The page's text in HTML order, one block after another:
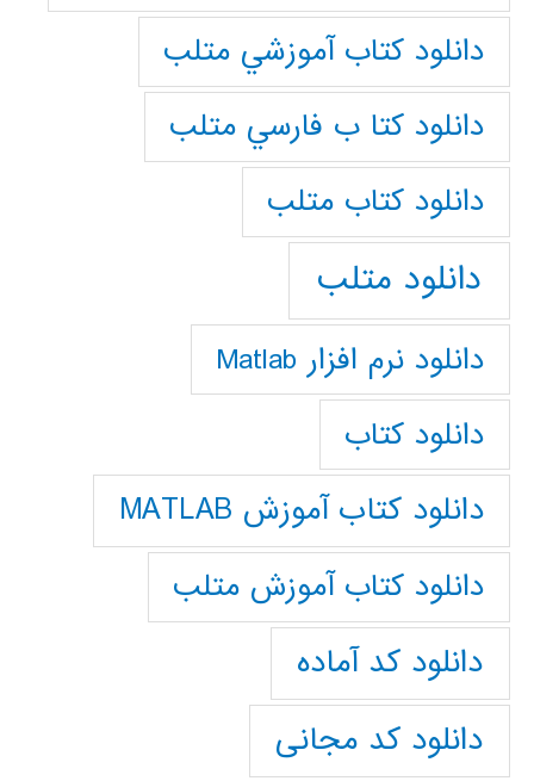
دانلود كتاب آموزشي متلب
دانلود كتا ب فارسي متلب
دانلود كتاب متلب
دانلود متلب
دانلود نرم افزار Matlab
دانلود کتاب
دانلود کتاب آموزش MATLAB
دانلود کتاب آموزش متلب
دانلود کد آماده
دانلود کد مجانی